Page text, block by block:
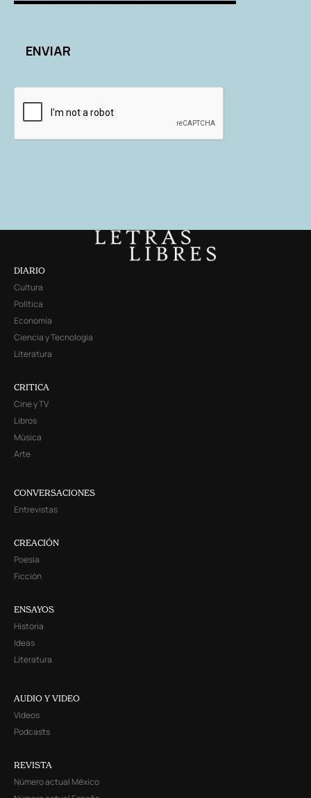
DIARIO
Cultura
Política
Economía
Ciencia y Tecnología
Literatura
CRITICA
Cine y TV
Libros
Música
Arte
CONVERSACIONES
Entrevistas
CREACIÓN
Poesía
Ficción
ENSAYOS
Historia
Ideas
Literatura
AUDIO Y VIDEO
Videos
Podcasts
REVISTA
Número actual México